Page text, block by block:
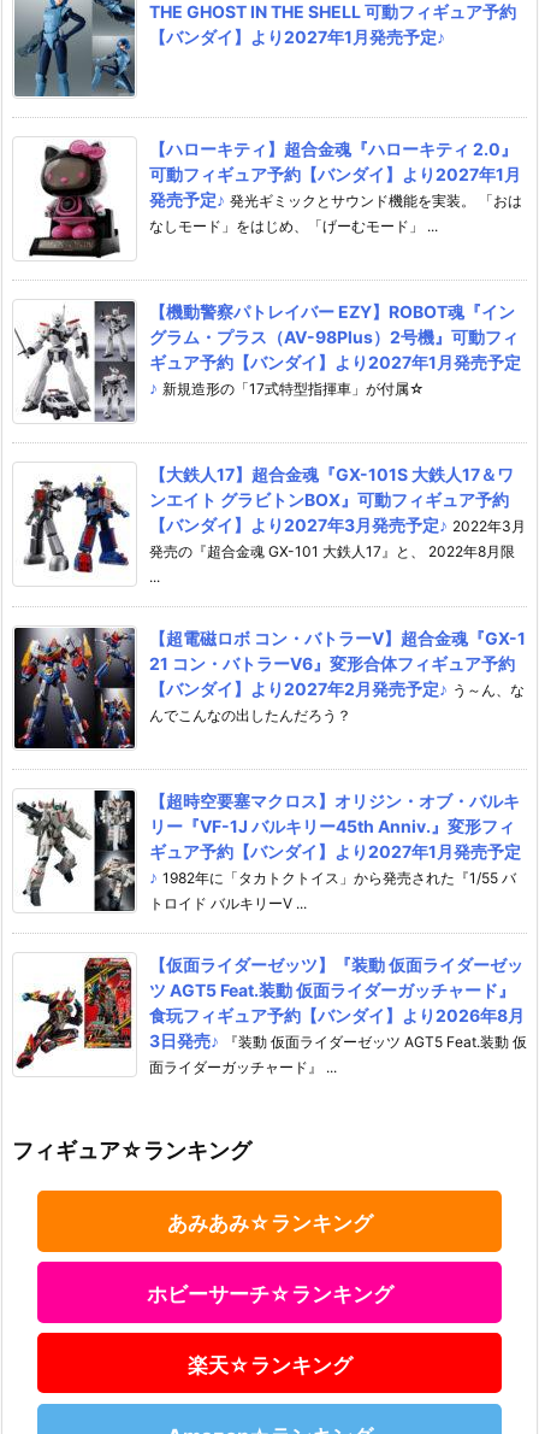
THE GHOST IN THE SHELL 可動フィギュア予約
【バンダイ】より2027年1月発売予定♪
【ハローキティ】超合金魂『ハローキティ 2.0』
可動フィギュア予約【バンダイ】より2027年1月
発売予定♪ 発光ギミックとサウンド機能を実装。 「おは
なしモード」をはじめ、「げーむモード」 ...
【機動警察パトレイバー EZY】ROBOT魂『イン
グラム・プラス（AV-98Plus）2号機』可動フィ
ギュア予約【バンダイ】より2027年1月発売予定
♪ 新規造形の「17式特型指揮車」が付属☆
【大鉄人17】超合金魂『GX-101S 大鉄人17＆ワ
ンエイト グラビトンBOX』可動フィギュア予約
【バンダイ】より2027年3月発売予定♪ 2022年3月
発売の『超合金魂 GX-101 大鉄人17』と、 2022年8月限
...
【超電磁ロボ コン・バトラーV】超合金魂『GX-1
21 コン・バトラーV6』変形合体フィギュア予約
【バンダイ】より2027年2月発売予定♪ う～ん、な
んでこんなの出したんだろう？
【超時空要塞マクロス】オリジン・オブ・バルキ
リー『VF-1J バルキリー45th Anniv.』変形フィ
ギュア予約【バンダイ】より2027年1月発売予定
♪ 1982年に「タカトクトイス」から発売された『1/55 バ
トロイド バルキリーV ...
【仮面ライダーゼッツ】『装動 仮面ライダーゼッ
ツ AGT5 Feat.装動 仮面ライダーガッチャード』
食玩フィギュア予約【バンダイ】より2026年8月
3日発売♪
『装動 仮面ライダーゼッツ AGT5 Feat.装動 仮
面ライダーガッチャード』 ...
フィギュア☆ランキング
あみあみ☆ランキング
ホビーサーチ☆ランキング
楽天☆ランキング